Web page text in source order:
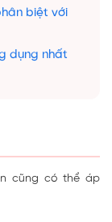
biệt với
dụng nhất
cũng có thể áp